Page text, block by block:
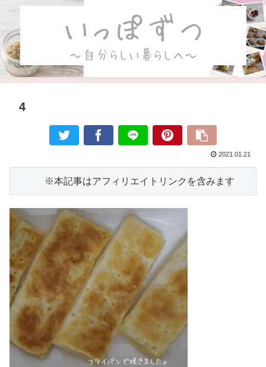
4
2021.01.21
※本記事はアフィリエイトリンクを含みます